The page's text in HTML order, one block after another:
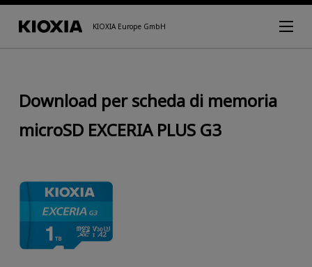
KIOXIA Europe GmbH
Download per scheda di memoria
microSD EXCERIA PLUS G3